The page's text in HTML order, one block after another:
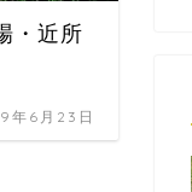
・近所
年6月23日